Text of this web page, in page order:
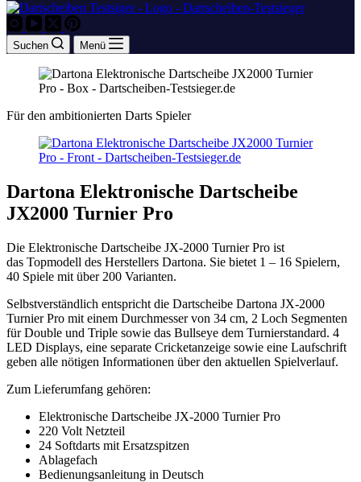
Suchen Menü
Für den ambitionierten Darts Spieler
Dartona Elektronische Dartscheibe
JX2000 Turnier Pro
Die Elektronische Dartscheibe JX-2000 Turnier Pro ist
das Topmodell des Herstellers Dartona. Sie bietet 1 – 16 Spielern,
40 Spiele mit über 200 Varianten.
Selbstverständlich entspricht die Dartscheibe Dartona JX-2000
Turnier Pro mit einem Durchmesser von 34 cm, 2 Loch Segmenten
für Double und Triple sowie das Bullseye dem Turnierstandard. 4
LED Displays, eine separate Cricketanzeige sowie eine Laufschrift
geben alle nötigen Informationen über den aktuellen Spielverlauf.
Zum Lieferumfang gehören:
Elektronische Dartscheibe JX-2000 Turnier Pro
220 Volt Netzteil
24 Softdarts mit Ersatzspitzen
Ablagefach
Bedienungsanleitung in Deutsch